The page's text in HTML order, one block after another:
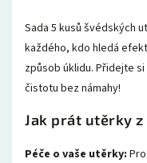
Sada 5 kusů švédských
každého, kdo hledá
způsob úklidu. Přidejte si
čistotu bez námahy!
Jak prát utěrky
Péče o vaše utěrky: